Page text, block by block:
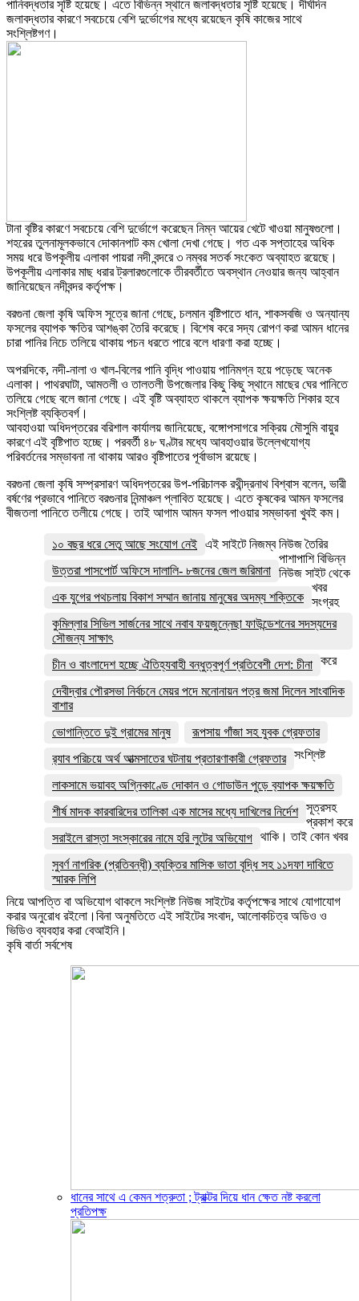
পানিবদ্ধতার সৃষ্টি হয়েছে। এতে বিভিন্ন স্থানে জলাবদ্ধতার সৃষ্টি হয়েছে। দীর্ঘদিন
জলাবদ্ধতার কারণে সবচেয়ে বেশি দুর্ভোগের মধ্যে রয়েছেন কৃষি কাজের সাথে
সংশ্লিষ্টগণ।
টানা বৃষ্টির কারণে সবচেয়ে বেশি দুর্ভোগে করেছেন নিম্ন আয়ের খেটে খাওয়া মানুষগুলো।
শহরের তুলনামূলকভাবে দোকানপাট কম খোলা দেখা গেছে। গত এক সপ্তাহের অধিক
সময় ধরে উপকূলীয় এলাকা পায়রা নদী বন্দরে ৩ নম্বর সতর্ক সংকেত অব্যাহত রয়েছে।
উপকূলীয় এলাকার মাছ ধরার ট্রলারগুলোকে তীরবর্তীতে অবস্থান নেওয়ার জন্য আহ্বান
জানিয়েছেন নদীবন্দর কর্তৃপক্ষ।
বরগুনা জেলা কৃষি অফিস সূত্রে জানা গেছে, চলমান বৃষ্টিপাতে ধান, শাকসবজি ও অন্যান্য
ফসলের ব্যাপক ক্ষতির আশঙ্কা তৈরি করেছে। বিশেষ করে সদ্য রোপণ করা আমন ধানের
চারা পানির নিচে তলিয়ে থাকায় পচন ধরতে পারে বলে ধারণা করা হচ্ছে।
অপরদিকে, নদী-নালা ও খাল-বিলের পানি বৃদ্ধি পাওয়ায় পানিমগ্ন হয়ে পড়েছে অনেক
এলাকা। পাথরঘাটা, আমতলী ও তালতলী উপজেলার কিছু কিছু স্থানে মাছের ঘের পানিতে
তলিয়ে গেছে বলে জানা গেছে। এই বৃষ্টি অব্যাহত থাকলে ব্যাপক ক্ষয়ক্ষতি শিকার হবে
সংশ্লিষ্ট ব্যক্তিবর্গ।
আবহাওয়া অধিদপ্তরের বরিশাল কার্যালয় জানিয়েছে, বঙ্গোপসাগরে সক্রিয় মৌসুমি বায়ুর
কারণে এই বৃষ্টিপাত হচ্ছে। পরবর্তী ৪৮ ঘণ্টার মধ্যে আবহাওয়ার উল্লেখযোগ্য
পরিবর্তনের সম্ভাবনা না থাকায় আরও বৃষ্টিপাতের পূর্বাভাস রয়েছে।
বরগুনা জেলা কৃষি সম্প্রসারণ অধিদপ্তরের উপ-পরিচালক রথীন্দ্রনাথ বিশ্বাস বলেন, ভারী
বর্ষণের প্রভাবে পানিতে বরগুনার নিন্মাঞ্চল প্লাবিত হয়েছে। এতে কৃষকের আমন ফসলের
বীজতলা পানিতে তলীয়ে গেছে। তাই আগাম আমন ফসল পাওয়ার সম্ভাবনা খুবই কম।
১০ বছর ধরে সেতু আছে সংযোগ নেই
উত্তরা পাসপোর্ট অফিসে দালালি- ৮জনের জেল জরিমানা
এক যুগের পথচলায় বিকাশ সম্মান জানায় মানুষের অদম্য শক্তিকে
কুমিল্লার সিভিল সার্জনের সাথে নবাব ফয়জুন্নেছা ফাউন্ডেশনের সদস্যদের
সৌজন্য সাক্ষাৎ
চীন ও বাংলাদেশ হচ্ছে ঐতিহ্যবাহী বন্ধুত্বপূর্ণ প্রতিবেশী দেশ: চীনা
দেবীদ্বার পৌরসভা নির্বচনে মেয়র পদে মনোনায়ন পত্র জমা দিলেন সাংবাদিক
বাশার
ভোগান্তিতে দুই গ্রামের মানুষ
রূপসায় গাঁজা সহ যুবক গ্রেফতার
র‌্যাব পরিচয়ে অর্থ আত্মসাতের ঘটনায় প্রতারণাকারী গ্রেফতার
লাকসামে ভয়াবহ অগ্নিকাণ্ডে দোকান ও গোডাউন পুড়ে ব‍্যাপক ক্ষয়ক্ষতি
শীর্ষ মাদক কারবারিদের তালিকা এক মাসের মধ্যে দাখিলের নির্দেশ
সরাইলে রাস্তা সংস্কারের নামে হরি লুটের অভিযোগ
সুবর্ণ নাগরিক (প্রতিবন্ধী) ব্যক্তির মাসিক ভাতা বৃদ্ধি সহ ১১দফা দাবিতে
স্মারক লিপি
এই সাইটে নিজম্ব নিউজ তৈরির
পাশাপাশি বিভিন্ন
নিউজ সাইট থেকে
খবর
সংগ্রহ
করে
সংশ্লিষ্ট
সূত্রসহ
প্রকাশ করে
থাকি। তাই কোন খবর
নিয়ে আপত্তি বা অভিযোগ থাকলে সংশ্লিষ্ট নিউজ সাইটের কর্তৃপক্ষের সাথে যোগাযোগ
করার অনুরোধ রইলো।বিনা অনুমতিতে এই সাইটের সংবাদ, আলোকচিত্র অডিও ও
ভিডিও ব্যবহার করা বেআইনি।
কৃষি বার্তা সর্বশেষ
ধানের সাথে এ কেমন শত্রুতা ; ট্রাক্টর দিয়ে ধান ক্ষেত নষ্ট করলো
প্রতিপক্ষ